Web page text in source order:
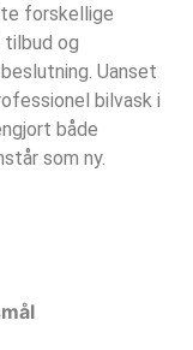
forskellige
tilbud og
Uanset
bilvask i
både
som ny.